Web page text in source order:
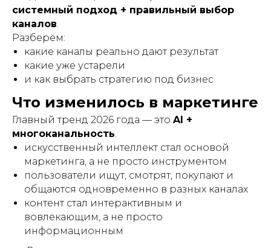
системный подход + правильный выбор
каналов.
Разберём:
какие каналы реально дают результат
какие уже устарели
и как выбрать стратегию под бизнес
Что изменилось в маркетинге
Главный тренд 2026 года — это AI +
многоканальность.
искусственный интеллект стал основой
маркетинга, а не просто инструментом
пользователи ищут, смотрят, покупают и
общаются одновременно в разных каналах
контент стал интерактивным и
вовлекающим, а не просто
информационным